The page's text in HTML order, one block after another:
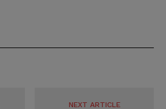
NEXT ARTICLE